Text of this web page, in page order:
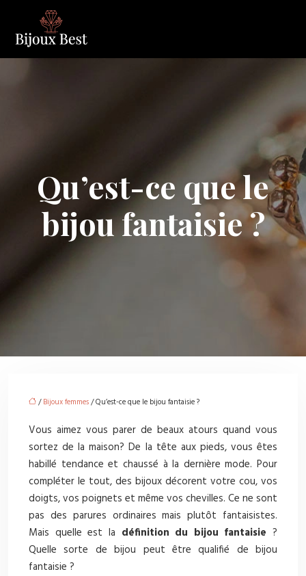
Qu’est-ce que le
bijou fantaisie ?
/Bijoux femmes/ Qu’est-ce que le bijou fantaisie ?
Vous aimez vous parer de beaux atours quand vous
sortez de la maison? De la tête aux pieds, vous êtes
habillé tendance et chaussé à la dernière mode. Pour
compléter le tout, des bijoux décorent votre cou, vos
doigts, vos poignets et même vos chevilles. Ce ne sont
pas des parures ordinaires mais plutôt fantaisistes.
Mais quelle est la définition du bijou fantaisie ?
Quelle sorte de bijou peut être qualifié de bijou
fantaisie ?